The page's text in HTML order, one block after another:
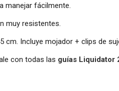
manejar fácilmente.
muy resistentes.
cm. Incluye mojador + clips de
con todas las guías Liquidator